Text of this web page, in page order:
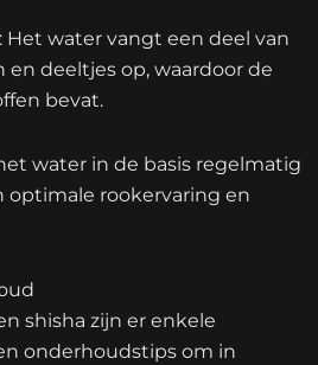
: Het water vangt een deel van
en deeltjes op, waardoor de
bevat.
water in de basis regelmatig
optimale rookervaring en
shisha zijn er enkele
onderhoudstips om in